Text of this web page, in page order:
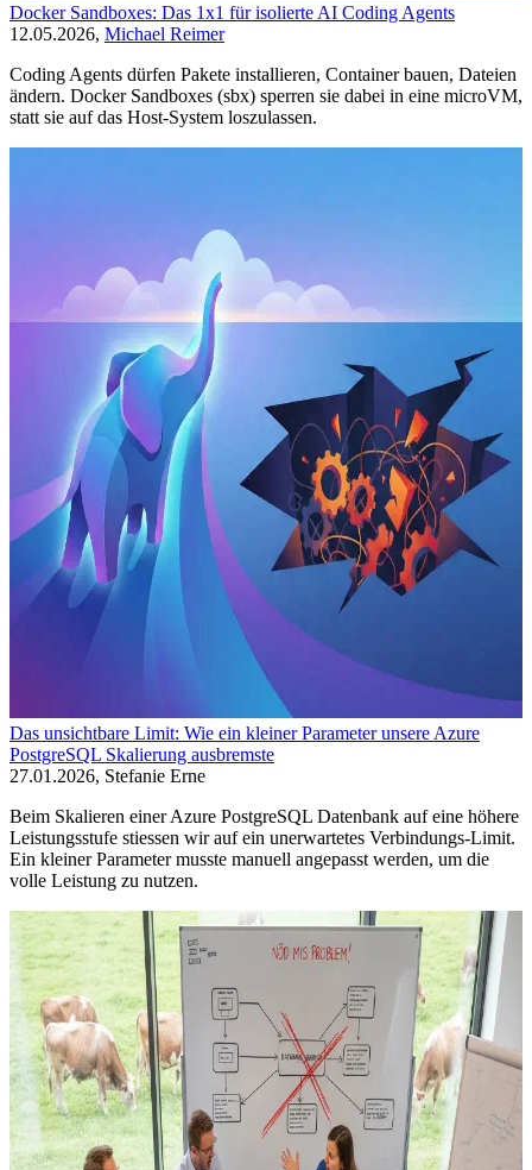
Docker Sandboxes: Das 1x1 für isolierte AI Coding Agents
12.05.2026, Michael Reimer
Coding Agents dürfen Pakete installieren, Container bauen, Dateien
ändern. Docker Sandboxes (sbx) sperren sie dabei in eine microVM,
statt sie auf das Host-System loszulassen.
Das unsichtbare Limit: Wie ein kleiner Parameter unsere Azure
PostgreSQL Skalierung ausbremste
27.01.2026, Stefanie Erne
Beim Skalieren einer Azure PostgreSQL Datenbank auf eine höhere
Leistungsstufe stiessen wir auf ein unerwartetes Verbindungs-Limit.
Ein kleiner Parameter musste manuell angepasst werden, um die
volle Leistung zu nutzen.